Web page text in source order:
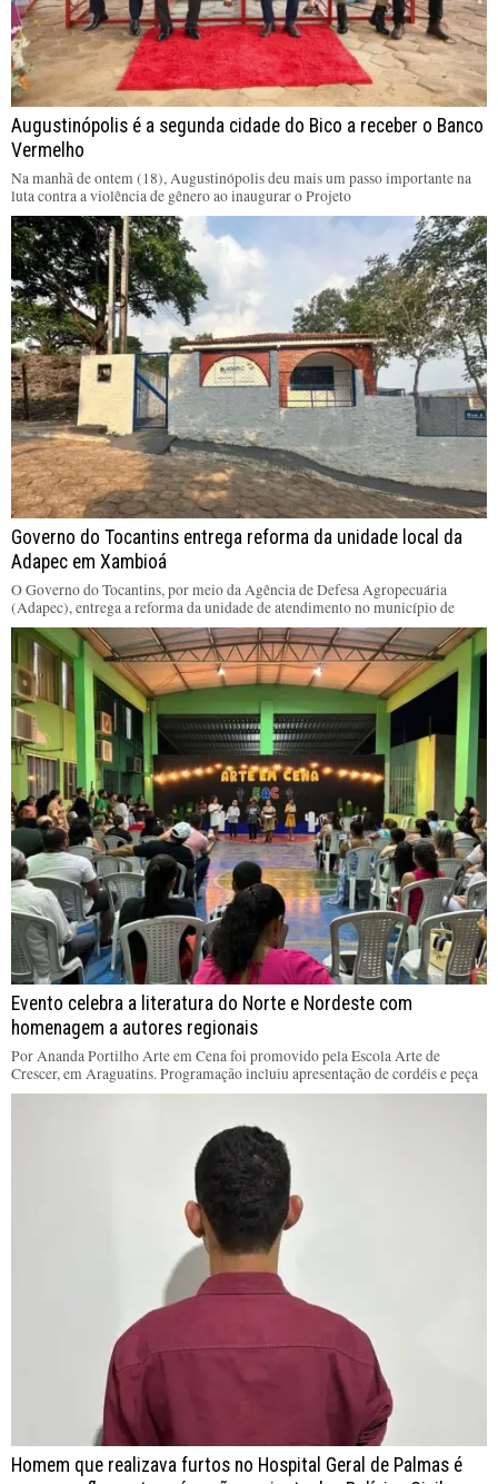
Augustinópolis é a segunda cidade do Bico a receber o Banco
Vermelho
Na manhã de ontem (18), Augustinópolis deu mais um passo importante na
luta contra a violência de gênero ao inaugurar o Projeto
Governo do Tocantins entrega reforma da unidade local da
Adapec em Xambioá
O Governo do Tocantins, por meio da Agência de Defesa Agropecuária
(Adapec), entrega a reforma da unidade de atendimento no município de
Evento celebra a literatura do Norte e Nordeste com
homenagem a autores regionais
Por Ananda Portilho Arte em Cena foi promovido pela Escola Arte de
Crescer, em Araguatins. Programação incluiu apresentação de cordéis e peça
Homem que realizava furtos no Hospital Geral de Palmas é